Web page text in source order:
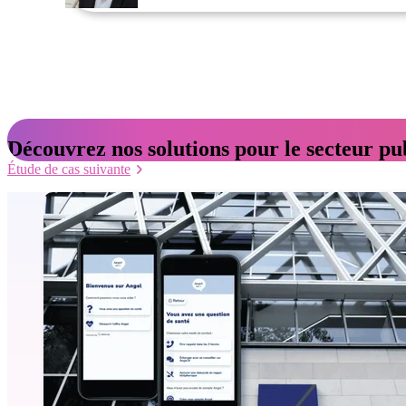
Découvrez nos solutions pour le secteur
Étude de cas suivante